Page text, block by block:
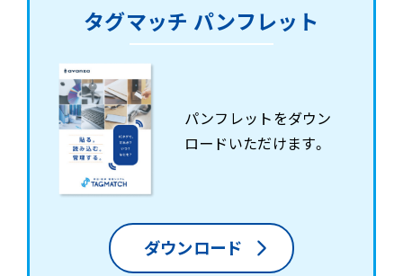
タグマッチ パンフレット
パンフレットをダウン
ロードいただけます。
ダウンロード